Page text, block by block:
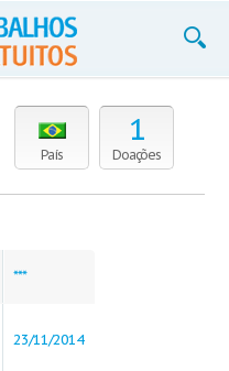
País
1
Doações
***
23/11/2014